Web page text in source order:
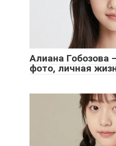
Алиана Гобозова
фото, личная